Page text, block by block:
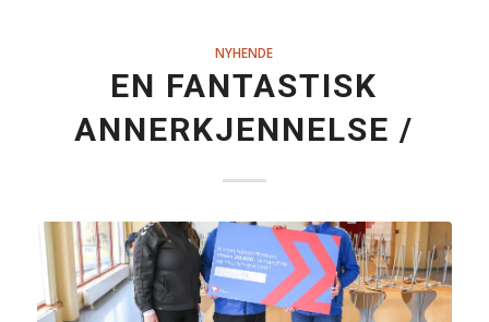
NYHENDE
EN FANTASTISK
ANNERKJENNELSE /